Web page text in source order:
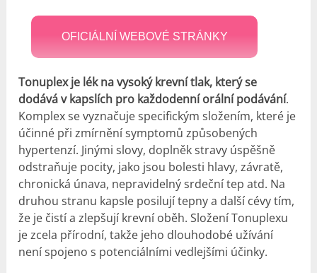
OFICIÁLNÍ WEBOVÉ STRÁNKY
Tonuplex je lék na vysoký krevní tlak, který se
dodává v kapslích pro každodenní orální podávání.
Komplex se vyznačuje specifickým složením, které je
účinné při zmírnění symptomů způsobených
hypertenzí. Jinými slovy, doplněk stravy úspěšně
odstraňuje pocity, jako jsou bolesti hlavy, závratě,
chronická únava, nepravidelný srdeční tep atd. Na
druhou stranu kapsle posilují tepny a další cévy tím,
že je čistí a zlepšují krevní oběh. Složení Tonuplexu
je zcela přírodní, takže jeho dlouhodobé užívání
není spojeno s potenciálními vedlejšími účinky.